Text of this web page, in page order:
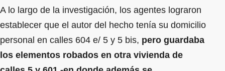
A lo largo de la investigación, los agentes lograron
establecer que el autor del hecho tenía su domicilio
personal en calles 604 e/ 5 y 5 bis, pero guardaba
los elementos robados en otra vivienda de